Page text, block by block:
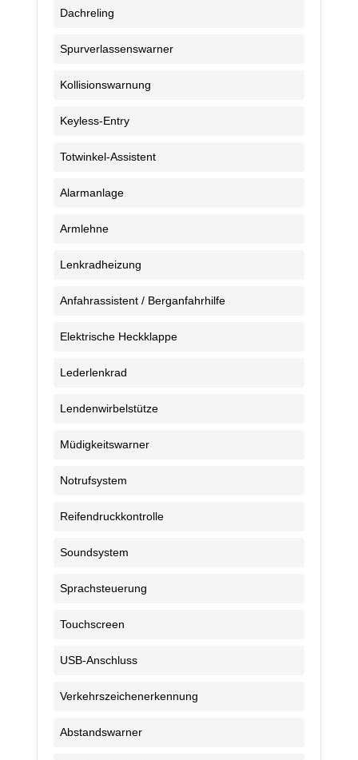
Dachreling
Spurverlassenswarner
Kollisionswarnung
Keyless-Entry
Totwinkel-Assistent
Alarmanlage
Armlehne
Lenkradheizung
Anfahrassistent / Berganfahrhilfe
Elektrische Heckklappe
Lederlenkrad
Lendenwirbelstütze
Müdigkeitswarner
Notrufsystem
Reifendruckkontrolle
Soundsystem
Sprachsteuerung
Touchscreen
USB-Anschluss
Verkehrszeichenerkennung
Abstandswarner